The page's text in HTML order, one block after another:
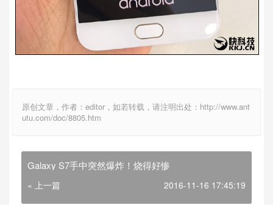
原创文章，作者：editor，如若转载，请注明出处：http://www.ant
utu.com/doc/8805.htm
Galaxy S7手中突然爆炸！烧得好惨
« 上一篇 2016-11-16 17:45:19